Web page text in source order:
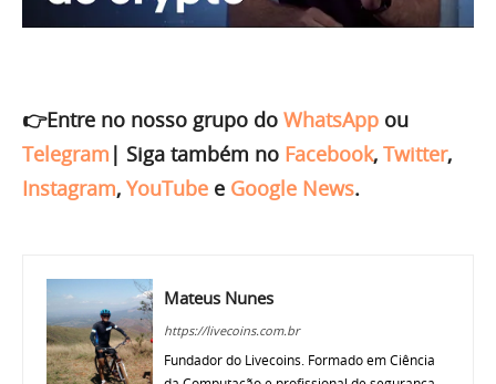
👉Entre no nosso grupo do WhatsApp ou
Telegram | Siga também no Facebook, Twitter,
Instagram, YouTube e Google News.
Mateus Nunes
https://livecoins.com.br
Fundador do Livecoins. Formado em Ciência